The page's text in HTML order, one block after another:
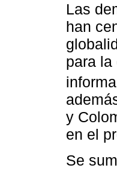
Las
han
para la
y
en el
Se